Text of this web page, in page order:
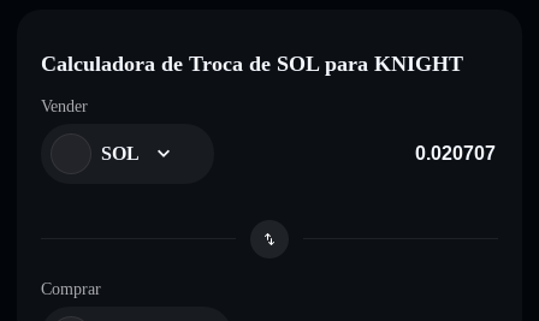
Calculadora de Troca de SOL para KNIGHT
Vender
SOL
Comprar